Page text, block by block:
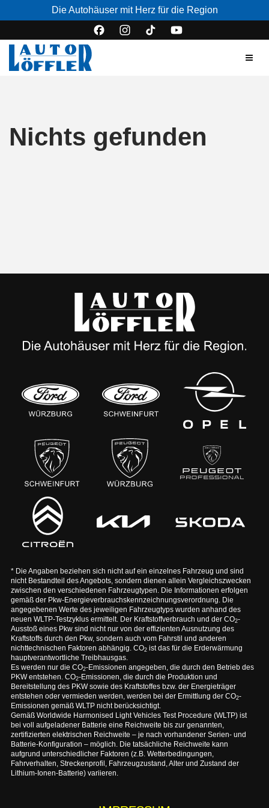
Die Autohäuser mit Herz für die Region
Nichts gefunden
* Die Angaben beziehen sich nicht auf ein einzelnes Fahrzeug und sind
nicht Bestandteil des Angebots, sondern dienen allein Vergleichszwecken
zwischen den verschiedenen Fahrzeugtypen. Die Informationen erfolgen
gemäß der Pkw-Energieverbrauchskennzeichnungsverordnung. Die
angegebenen Werte des jeweiligen Fahrzeugtyps wurden anhand des
neuen WLTP-Testzyklus ermittelt. Der Kraftstoffverbrauch und der CO2-
Ausstoß eines Pkw sind nicht nur von der effizienten Ausnutzung des
Kraftstoffs durch den Pkw, sondern auch vom Fahrstil und anderen
nichttechnischen Faktoren abhängig. CO2ist das für die Erderwärmung
hauptverantwortliche Treibhausgas.
Es werden nur die CO2-Emissionen angegeben, die durch den Betrieb des
PKW entstehen. CO2-Emissionen, die durch die Produktion und
Bereitstellung des PKW sowie des Kraftstoffes bzw. der Energieträger
entstehen oder vermieden werden, werden bei der Ermittlung der CO2-
Emissionen gemäß WLTP nicht berücksichtigt.
Gemäß Worldwide Harmonised Light Vehicles Test Procedure (WLTP) ist
bei voll aufgeladener Batterie eine Reichweite bis zur genannten,
zertifizierten elektrischen Reichweite – je nach vorhandener Serien- und
Batterie-Konfiguration – möglich. Die tatsächliche Reichweite kann
aufgrund unterschiedlicher Faktoren (z.B. Wetterbedingungen,
Fahrverhalten, Streckenprofil, Fahrzeugzustand, Alter und Zustand der
Lithium-Ionen-Batterie) variieren.